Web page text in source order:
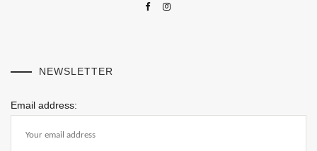
NEWSLETTER
Email address: